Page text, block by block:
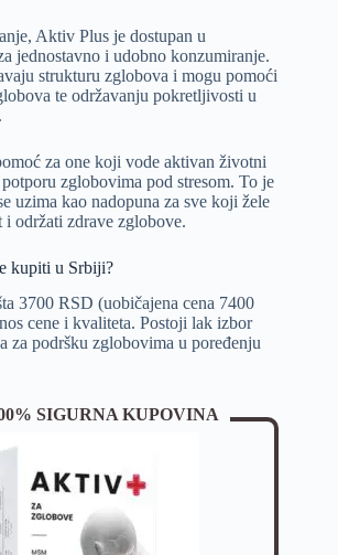
Aktiv Plus je dostupan u
jednostavno i udobno konzumiranje.
strukturu zglobova i mogu pomoći
te održavanju pokretljivosti u
za one koji vode aktivan životni
zglobovima pod stresom. To je
uzima kao nadopuna za sve koji žele
održati zdrave zglobove.
kupiti u Srbiji?
3700 RSD (uobičajena cena 7400
cene i kvaliteta. Postoji lak izbor
za podršku zglobovima u poređenju
SIGURNA KUPOVINA